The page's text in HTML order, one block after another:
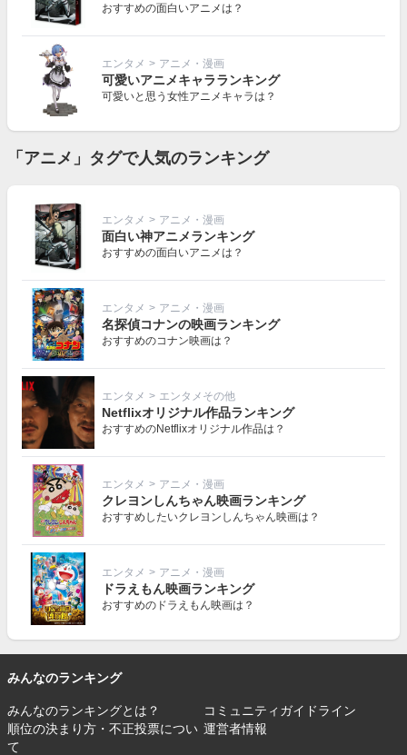
おすすめの面白いアニメは？
エンタメ > アニメ・漫画
可愛いアニメキャラランキング
可愛いと思う女性アニメキャラは？
「アニメ」タグで人気のランキング
エンタメ > アニメ・漫画
面白い神アニメランキング
おすすめの面白いアニメは？
エンタメ > アニメ・漫画
名探偵コナンの映画ランキング
おすすめのコナン映画は？
エンタメ > エンタメその他
Netflixオリジナル作品ランキング
おすすめのNetflixオリジナル作品は？
エンタメ > アニメ・漫画
クレヨンしんちゃん映画ランキング
おすすめしたいクレヨンしんちゃん映画は？
エンタメ > アニメ・漫画
ドラえもん映画ランキング
おすすめのドラえもん映画は？
みんなのランキング
みんなのランキングとは？
コミュニティガイドライン
順位の決まり方・不正投票につい
て
運営者情報